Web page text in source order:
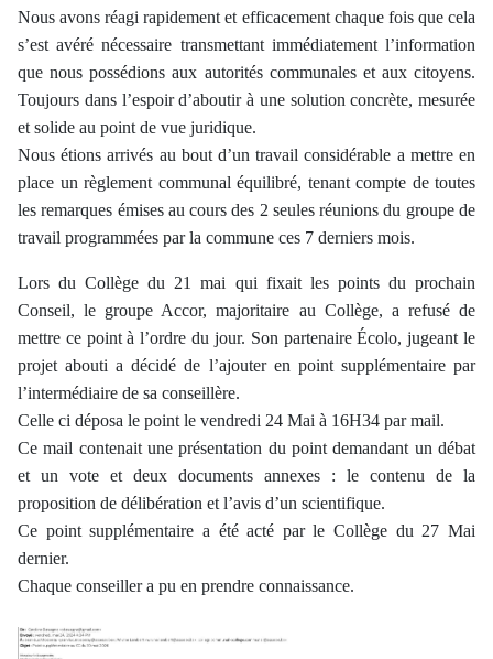
Nous avons réagi rapidement et efficacement chaque fois que cela
s’est avéré nécessaire transmettant immédiatement l’information
que nous possédions aux autorités communales et aux citoyens.
Toujours dans l’espoir d’aboutir à une solution concrète, mesurée
et solide au point de vue juridique.
Nous étions arrivés au bout d’un travail considérable a mettre en
place un règlement communal équilibré, tenant compte de toutes
les remarques émises au cours des 2 seules réunions du groupe de
travail programmées par la commune ces 7 derniers mois.
Lors du Collège du 21 mai qui fixait les points du prochain
Conseil, le groupe Accor, majoritaire au Collège, a refusé de
mettre ce point à l’ordre du jour. Son partenaire Écolo, jugeant le
projet abouti a décidé de l’ajouter en point supplémentaire par
l’intermédiaire de sa conseillère.
Celle ci déposa le point le vendredi 24 Mai à 16H34 par mail.
Ce mail contenait une présentation du point demandant un débat
et un vote et deux documents annexes : le contenu de la
proposition de délibération et l’avis d’un scientifique.
Ce point supplémentaire a été acté par le Collège du 27 Mai
dernier.
Chaque conseiller a pu en prendre connaissance.